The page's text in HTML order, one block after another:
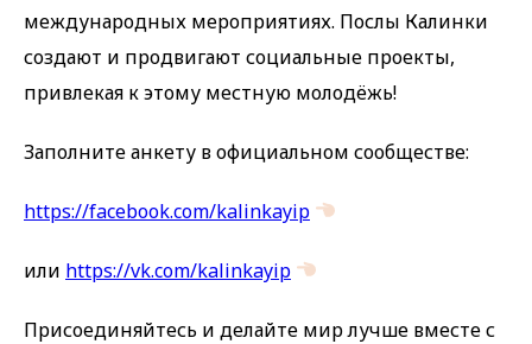
международных мероприятиях. Послы Калинки
создают и продвигают социальные проекты,
привлекая к этому местную молодёжь!
Заполните анкету в официальном сообществе:
https://facebook.com/kalinkayip
или https://vk.com/kalinkayip
Присоединяйтесь и делайте мир лучше вместе с